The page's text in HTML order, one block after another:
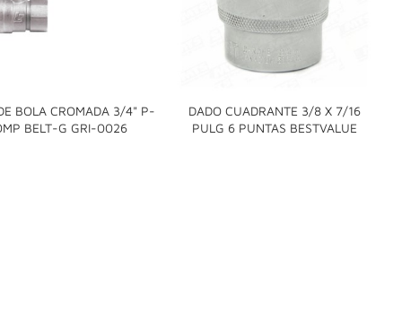
BOLA CROMADA 3/4" P-
BELT-G GRI-0026

DADO CUADRANTE 3/8 X 7/16
PULG 6 PUNTAS BESTVALUE
